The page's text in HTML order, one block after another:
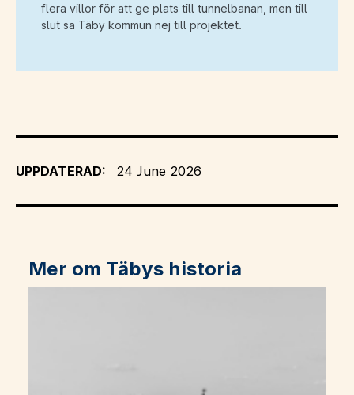
flera villor för att ge plats till tunnelbanan, men till
slut sa Täby kommun nej till projektet.
UPPDATERAD: 24 June 2026
Mer om Täbys historia